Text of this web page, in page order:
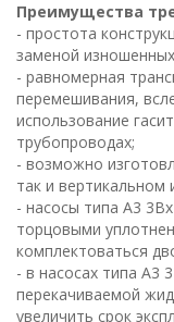
Преимущества
- простота
заменой
- равномерная
перемешивания,
использование
трубопроводах;
- возможно
так и вертикальном
- насосы типа А3
торцовыми
комплектоваться
- в насосах типа А3
перекачиваемой
увеличить срок